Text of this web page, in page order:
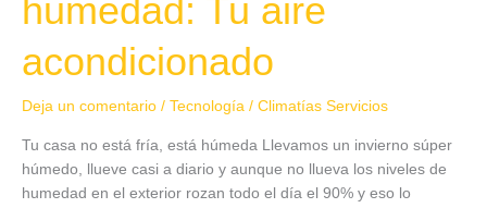
humedad: Tu aire
acondicionado
Deja un comentario / Tecnología / Climatías Servicios
Tu casa no está fría, está húmeda Llevamos un invierno súper
húmedo, llueve casi a diario y aunque no llueva los niveles de
humedad en el exterior rozan todo el día el 90% y eso lo